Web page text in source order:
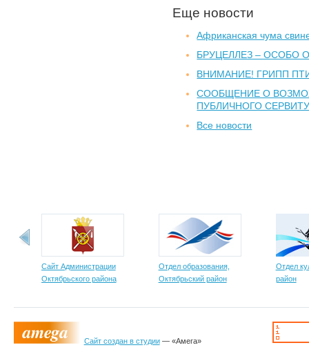
Еще новости
Африканская чума
БРУЦЕЛЛЕЗ – ОСОБО
ВНИМАНИЕ! ГРИПП
СООБЩЕНИЕ О
ПУБЛИЧНОГО
Все новости
Сайт Администрации
Октябрьского района
Отдел образования,
Октябрьский район
Отдел
район
Сайт создан в студии— «Амега»